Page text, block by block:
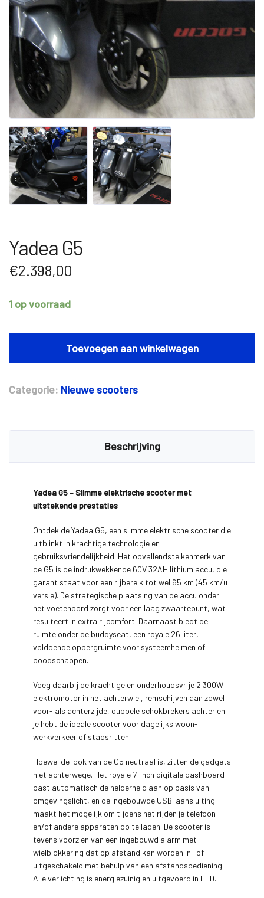
Yadea G5
€2.398,00
1 op voorraad
Yadea
aantal
Toevoegen aan winkelwagen
Categorie: Nieuwe scooters
Beschrijving
Yadea G5 – Slimme elektrische scooter met
uitstekende prestaties
Ontdek de Yadea G5, een slimme elektrische scooter die
uitblinkt in krachtige technologie en
gebruiksvriendelijkheid. Het opvallendste kenmerk van
de G5 is de indrukwekkende 60V 32AH lithium accu, die
garant staat voor een rijbereik tot wel 65 km (45 km/u
versie). De strategische plaatsing van de accu onder
het voetenbord zorgt voor een laag zwaartepunt, wat
resulteert in extra rijcomfort. Daarnaast biedt de
ruimte onder de buddyseat, een royale 26 liter,
voldoende opbergruimte voor systeemhelmen of
boodschappen.
Voeg daarbij de krachtige en onderhoudsvrije 2.300W
elektromotor in het achterwiel, remschijven aan zowel
voor- als achterzijde, dubbele schokbrekers achter en
je hebt de ideale scooter voor dagelijks woon-
werkverkeer of stadsritten.
Hoewel de look van de G5 neutraal is, zitten de gadgets
niet achterwege. Het royale 7-inch digitale dashboard
past automatisch de helderheid aan op basis van
omgevingslicht, en de ingebouwde USB-aansluiting
maakt het mogelijk om tijdens het rijden je telefoon
en/of andere apparaten op te laden. De scooter is
tevens voorzien van een ingebouwd alarm met
wielblokkering dat op afstand kan worden in- of
uitgeschakeld met behulp van een afstandsbediening.
Alle verlichting is energiezuinig en uitgevoerd in LED.